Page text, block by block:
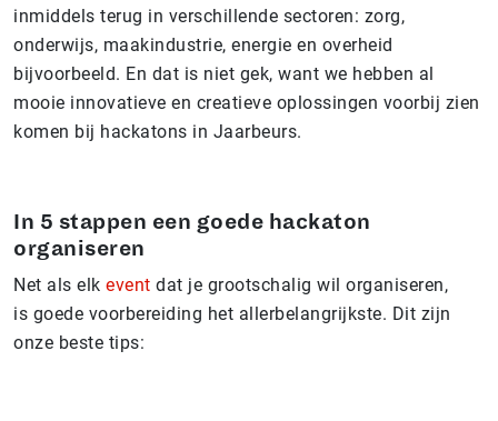
inmiddels terug in verschillende sectoren: zorg,
onderwijs, maakindustrie, energie en overheid
bijvoorbeeld. En dat is niet gek, want we hebben al
mooie innovatieve en creatieve oplossingen voorbij zien
komen bij hackatons in Jaarbeurs.
In 5 stappen een goede hackaton
organiseren
Net als elk event dat je grootschalig wil organiseren,
is goede voorbereiding het allerbelangrijkste. Dit zijn
onze beste tips: